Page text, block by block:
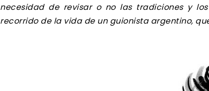
necesidad de revisar o no las tradiciones y
recorrido de la vida de un guionista argentino,